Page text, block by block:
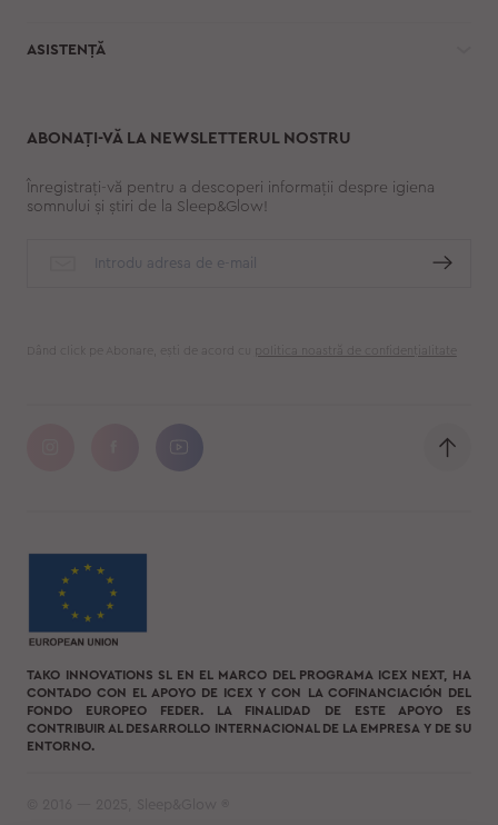
ASISTENȚĂ
ABONAȚI-VĂ LA NEWSLETTERUL NOSTRU
Înregistrați-vă pentru a descoperi informații despre igiena
somnului și știri de la Sleep&Glow!
Dând click pe Abonare, ești de acord cu politica noastră de confidențialitate
TAKO INNOVATIONS SL EN EL MARCO DEL PROGRAMA ICEX NEXT, HA
CONTADO CON EL APOYO DE ICEX Y CON LA COFINANCIACIÓN DEL
FONDO EUROPEO FEDER. LA FINALIDAD DE ESTE APOYO ES
CONTRIBUIR AL DESARROLLO INTERNACIONAL DE LA EMPRESA Y DE SU
ENTORNO.